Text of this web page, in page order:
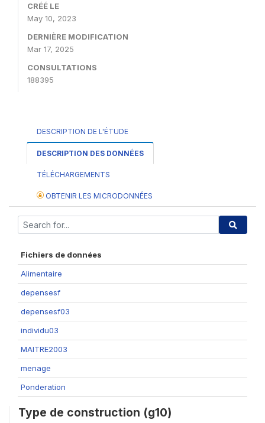
CRÉÉ LE
May 10, 2023
DERNIÈRE MODIFICATION
Mar 17, 2025
CONSULTATIONS
188395
DESCRIPTION DE L'ÉTUDE
DESCRIPTION DES DONNÉES
TÉLÉCHARGEMENTS
OBTENIR LES MICRODONNÉES
Fichiers de données
Alimentaire
depensesf
depensesf03
individu03
MAITRE2003
menage
Ponderation
Type de construction (g10)